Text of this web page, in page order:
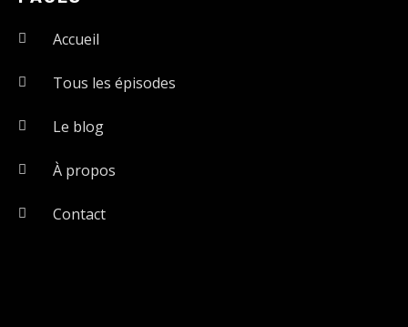
Accueil
Tous les épisodes
Le blog
À propos
Contact